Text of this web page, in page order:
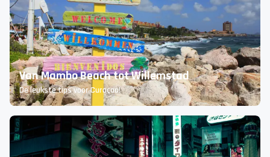
De leukste restaurants op Curaçao
Van verse vis aan het strand tot Antilliaanse soul food in de stad:
dit zijn de restauranttips die je niet wilt missen.